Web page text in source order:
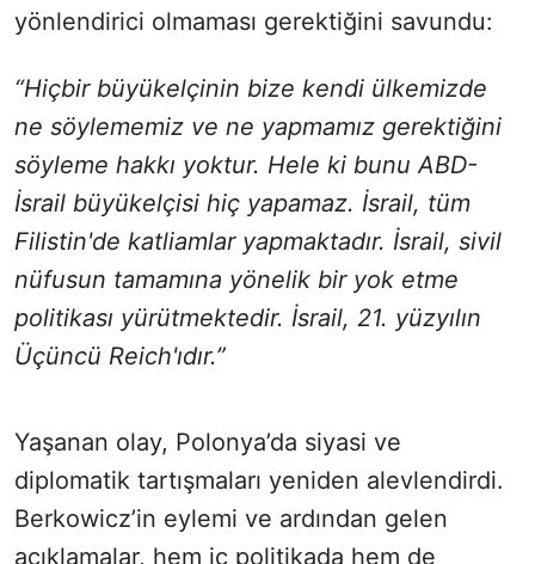
yönlendirici olmaması gerektiğini savundu:
“Hiçbir büyükelçinin bize kendi ülkemizde
ne söylememiz ve ne yapmamız gerektiğini
söyleme hakkı yoktur. Hele ki bunu ABD-
İsrail büyükelçisi hiç yapamaz. İsrail, tüm
Filistin'de katliamlar yapmaktadır. İsrail, sivil
nüfusun tamamına yönelik bir yok etme
politikası yürütmektedir. İsrail, 21. yüzyılın
Üçüncü Reich'ıdır.”
Yaşanan olay, Polonya’da siyasi ve
diplomatik tartışmaları yeniden alevlendirdi.
Berkowicz’in eylemi ve ardından gelen
açıklamalar, hem iç politikada hem de